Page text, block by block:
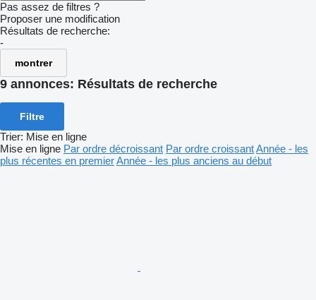
Pas assez de filtres ?
Proposer une modification
Résultats de recherche:
-
montrer
9 annonces: Résultats de recherche
Filtre
Trier: Mise en ligne
Mise en ligne Par ordre décroissant Par ordre croissantAnnée - les
plus récentes en premierAnnée - les plus anciens au début